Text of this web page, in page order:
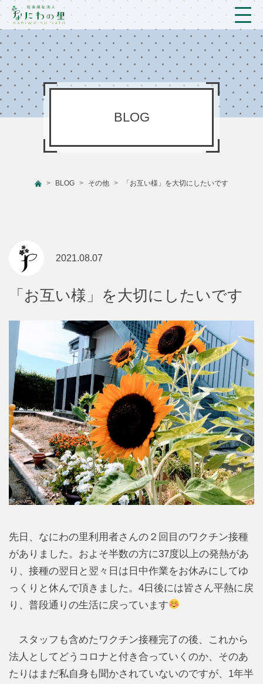
トップ
法人概要/アクセス
こども/相談支援
新着情報
BLOG
BLOG その他 「お互い様」を大切にしたいです
2021.08.07
「お互い様」を大切にしたいです
先日、なにわの里利用者さんの２回目のワクチン接種
がありました。およそ半数の方に37度以上の発熱があ
り、接種の翌日と翌々日は日中作業をお休みにしてゆ
っくりと休んで頂きました。4日後には皆さん平熱に戻
り、普段通りの生活に戻っています
スタッフも含めたワクチン接種完了の後、これから
法人としてどうコロナと付き合っていくのか、そのあ
たりはまだ私自身も聞かされていないのですが、1年半